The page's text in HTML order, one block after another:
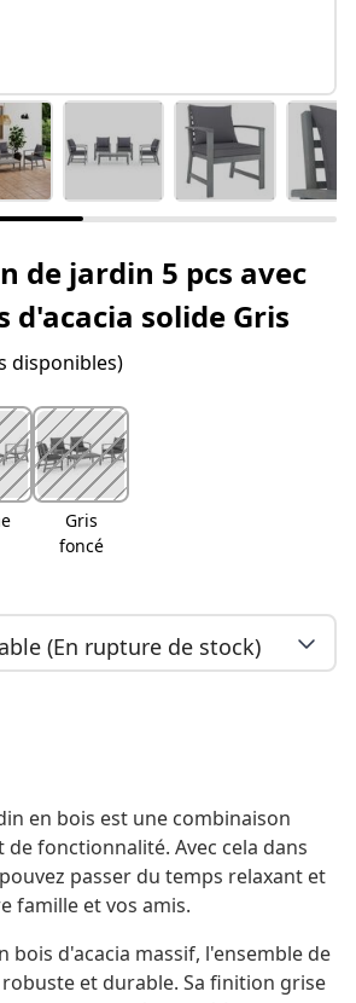
de jardin 5 pcs avec
d'acacia solide Gris
disponibles)
Gris
foncé
(En rupture de stock)
en bois est une combinaison
fonctionnalité. Avec cela dans
passer du temps relaxant et
famille et vos amis.
bois d'acacia massif, l'ensemble de
et durable. Sa finition grise